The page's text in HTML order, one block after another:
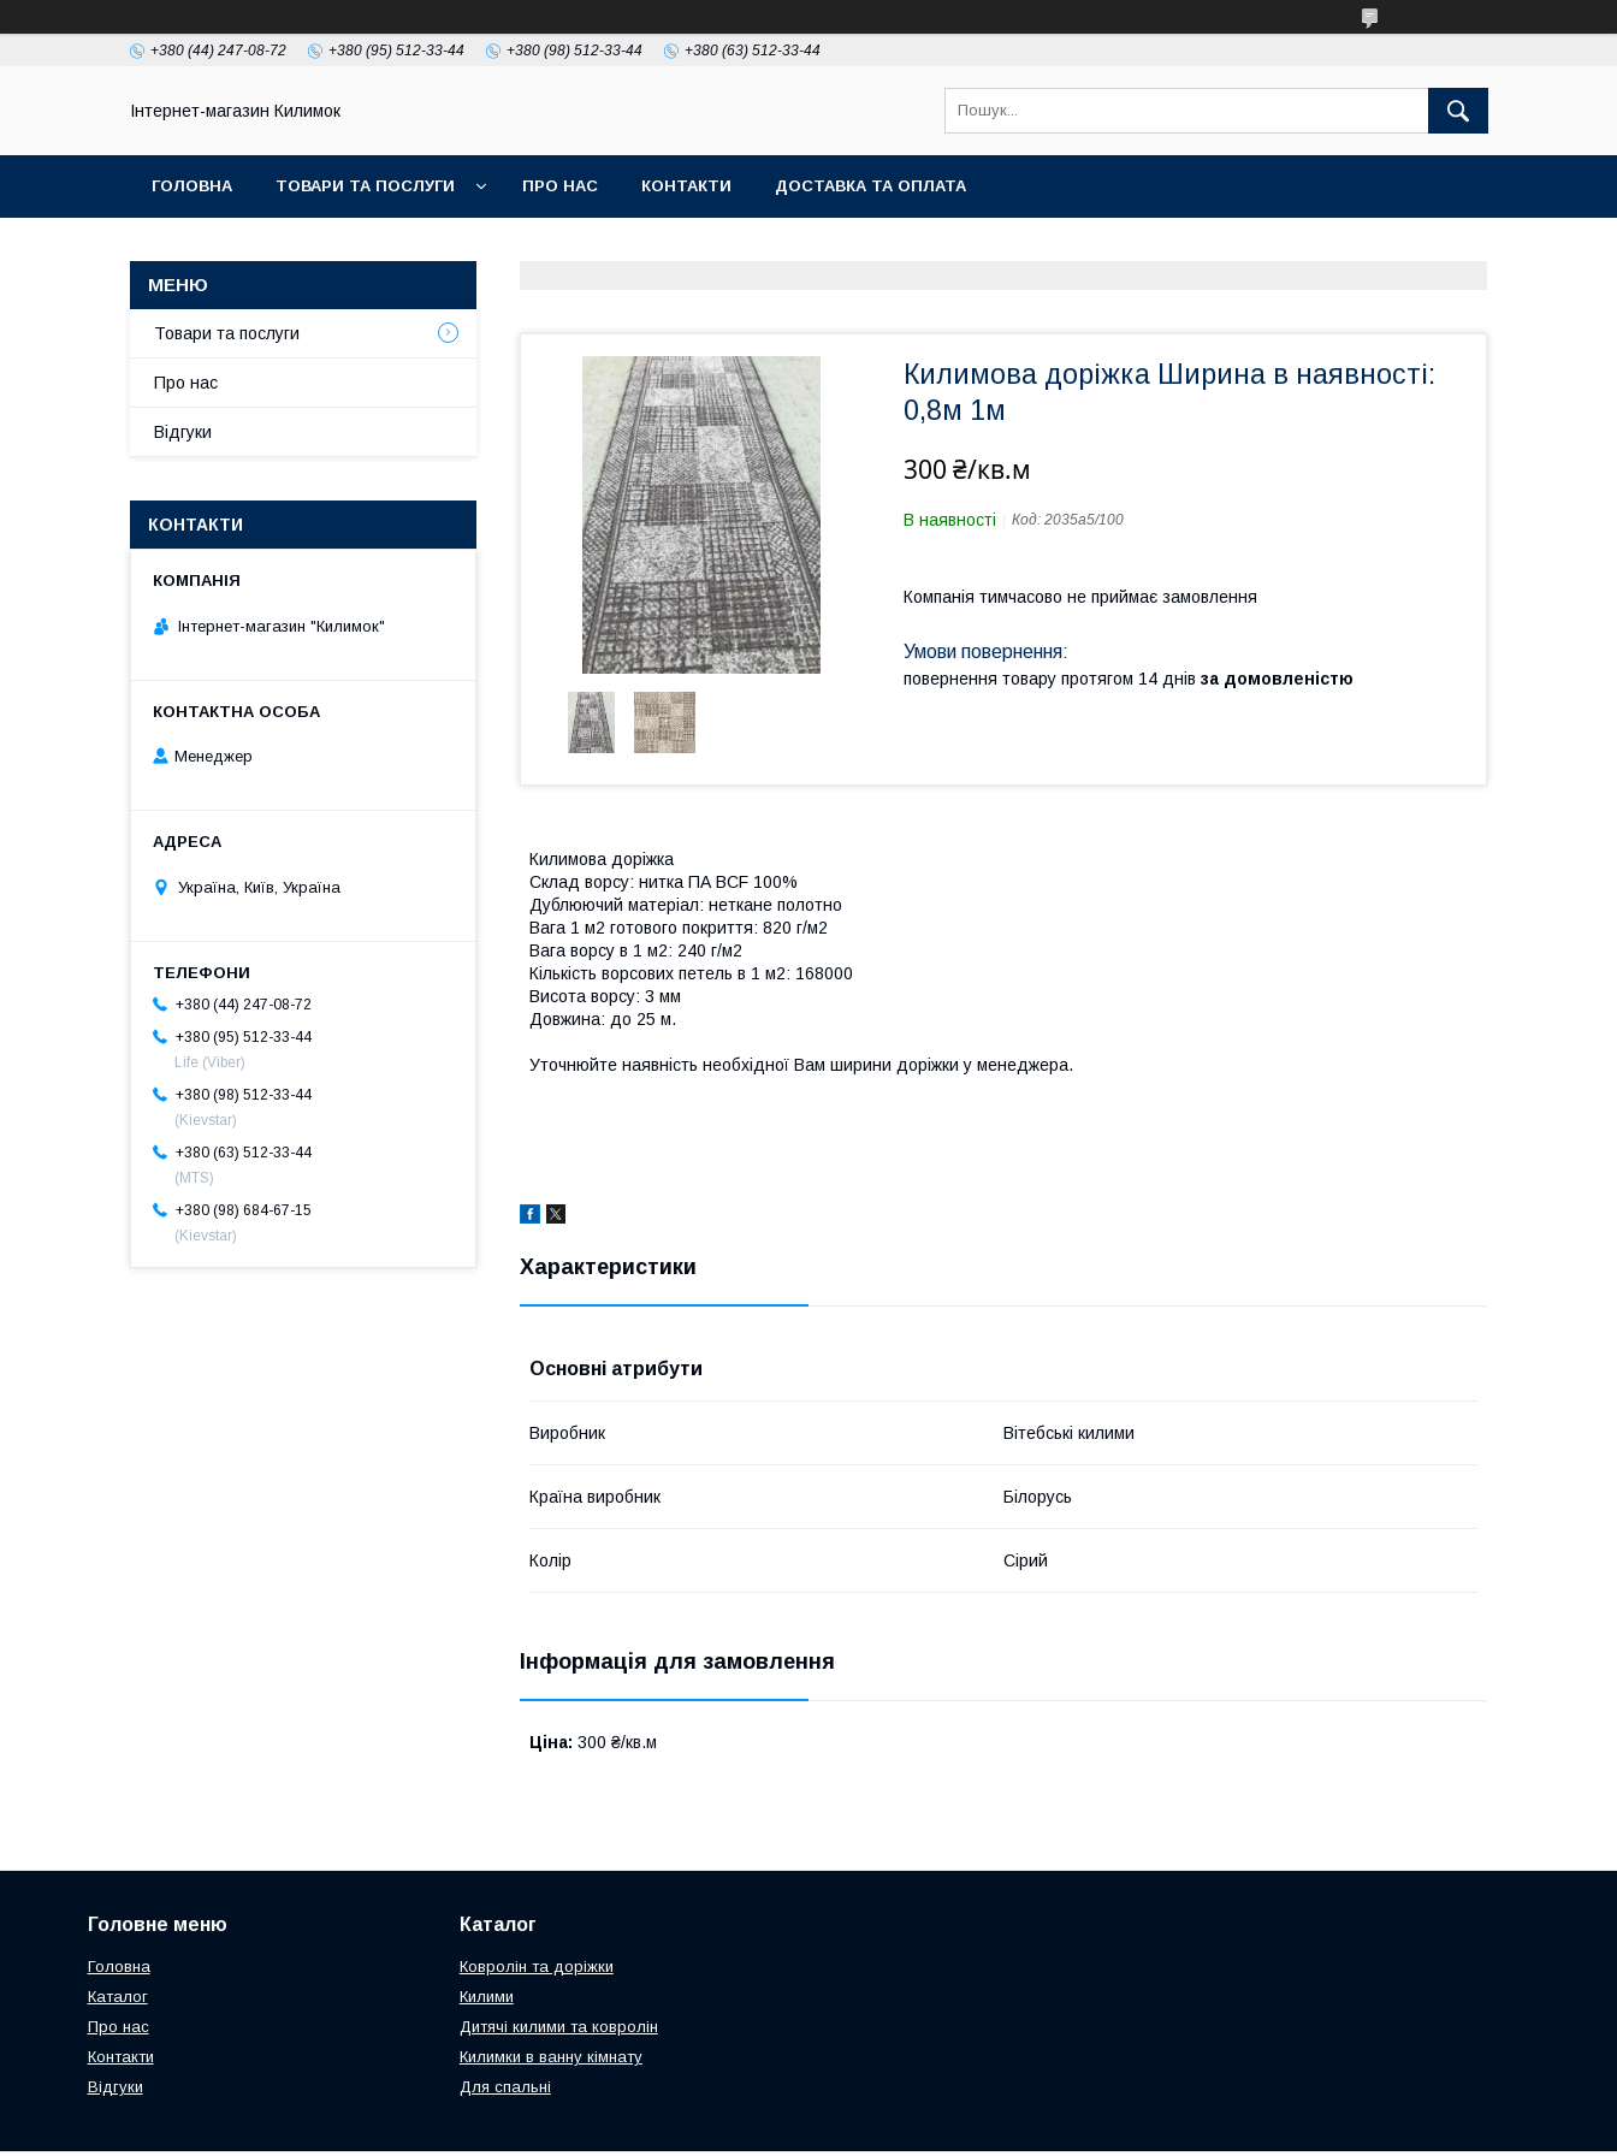
+380 (44) 247-08-72 +380 (95) 512-33-44 +380 (98) 512-33-44 +380 (63) 512-33-44
Інтернет-магазин Килимок
ГОЛОВНА ТОВАРИ ТА ПОСЛУГИ ПРО НАС КОНТАКТИ ДОСТАВКА ТА ОПЛАТА
Килимова доріжка Ширина в наявності:
0,8м 1м
300 ₴/кв.м
В наявності Код: 2035a5/100
Компанія тимчасово не приймає замовлення
повернення товару протягом 14 днів за домовленістю
Килимова доріжка
Склад ворсу: нитка ПА BCF 100%
Дублюючий матеріал: неткане полотно
Вага 1 м2 готового покриття: 820 г/м2
Вага ворсу в 1 м2: 240 г/м2
Кількість ворсових петель в 1 м2: 168000
Висота ворсу: 3 мм
Довжина: до 25 м.
Уточнюйте наявність необхідної Вам ширини доріжки у менеджера.
Характеристики
Основні атрибути
Виробник Вітебські килими
Країна виробник Білорусь
Колір Сірий
Інформація для замовлення
Ціна: 300 ₴/кв.м
Товари та послуги
Про нас
Відгуки
КОНТАКТИ
Інтернет-магазин "Килимок"
Менеджер
Україна, Київ, Україна
+380 (44) 247-08-72
+380 (95) 512-33-44
Life (Viber)
+380 (98) 512-33-44
(Kievstar)
+380 (63) 512-33-44
(MTS)
+380 (98) 684-67-15
(Kievstar)
Головне меню
Головна
Каталог
Про нас
Контакти
Відгуки
Каталог
Ковролін та доріжки
Килими
Дитячі килими та ковролін
Килимки в ванну кімнату
Для спальні